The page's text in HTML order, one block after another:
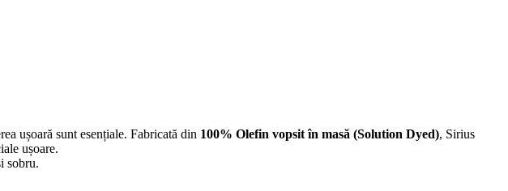
ușoară sunt esențiale. Fabricată din 100% Olefin vopsit în masă (Solution Dyed), Sirius
ușoare.
sobru.